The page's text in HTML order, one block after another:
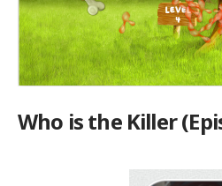
Who is the Killer